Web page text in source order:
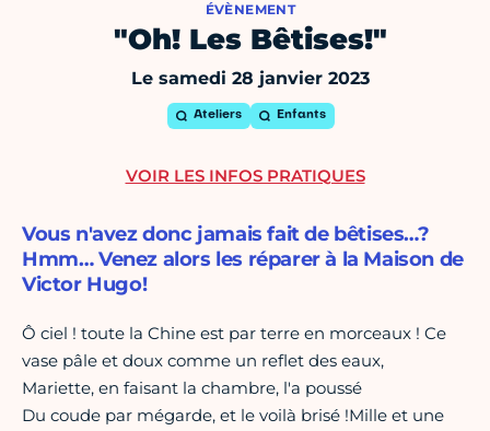
ÉVÈNEMENT
"Oh! Les Bêtises!"
Le samedi 28 janvier 2023
Ateliers Enfants
Vous n'avez donc jamais fait de bêtises…?
Hmm… Venez alors les réparer à la Maison de
Victor Hugo!
Ô ciel ! toute la Chine est par terre en morceaux ! Ce
vase pâle et doux comme un reflet des eaux,
Mariette, en faisant la chambre, l'a poussé
Du coude par mégarde, et le voilà brisé !Mille et une
VOIR LES INFOS PRATIQUES